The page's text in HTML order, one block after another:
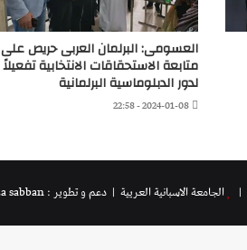
العسومى: البرلمان العربى حريص على
متابعة الاستحقاقات الانتخابية تفعيلاً
لدور الدبلوماسية البرلمانية
2024-01-08 - 22:58
الجامعة الاسبانية العريية | دعم و تطوير : hamza sabban